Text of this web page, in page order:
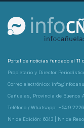
Portal de noticias fundado el 11
Propietario y Director
Correo electrónico:
Cañuelas, Provincia de Buenos
Teléfono / Whatsapp: +54 9
N° de Edición: 6043 | N° de